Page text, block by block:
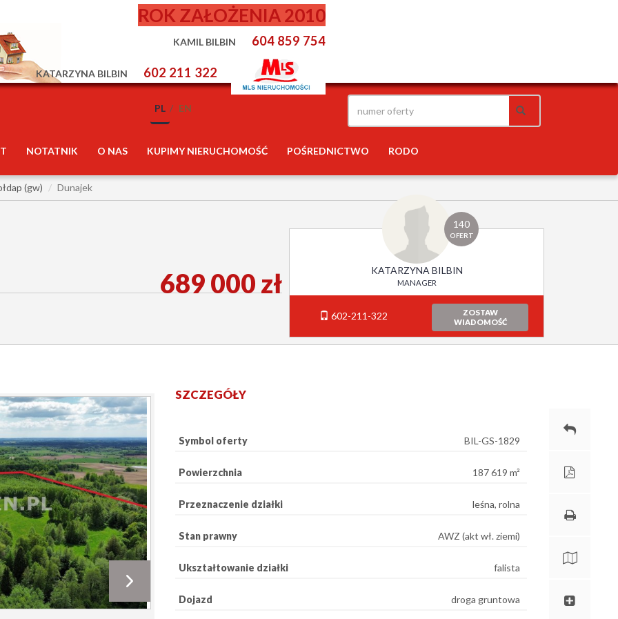
ROK ZAŁOŻENIA 2010
KAMIL BILBIN 604 859 754
KATARZYNA BILBIN 602 211 322
PL EN
NOTATNIK O NAS KUPIMY NIERUCHOMOŚĆ POŚREDNICTWO RODO
(gw) Dunajek
689 000 zł
140
OFERT
KATARZYNA BILBIN
MANAGER
602-211-322
ZOSTAW
WIADOMOŚĆ
SZCZEGÓŁY
Symbol oferty BIL-GS-1829
Powierzchnia 187 619 m²
Przeznaczenie działki leśna, rolna
Stan prawny AWZ (akt wł. ziemi)
Ukształtowanie działki falista
Dojazd droga gruntowa